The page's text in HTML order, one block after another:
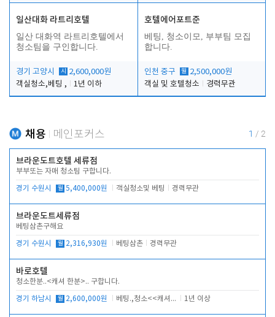
일산대화 라트리호텔
일산 대화역 라트리호텔에서
청소팀을 구인합니다.
경기 고양시 시
2,600,000원
객실청소,베팅 ,
1년 이하
호텔에어포트준
베팅, 청소이모, 부부팀 모집
합니다.
인천 중구 월 2,500,000원
객실 및 호텔청소
경력무관
채용 메인포커스 1 / 2
브라운도트호텔 세류점
부부또는 자매 청소팀 구합니다.
경기 수원시 월 5,400,000원 객실청소및 베팅 경력무관
브라운도트세류점
베팅삼촌구해요
경기 수원시 월 2,316,930원 베팅삼촌 경력무관
바로호텔
청소한분..<캐셔 한분>.. 구합니다.
경기 하남시 월 2,600,000원 베팅.,청소<<캐셔 모셔봅니다. 1년 이상